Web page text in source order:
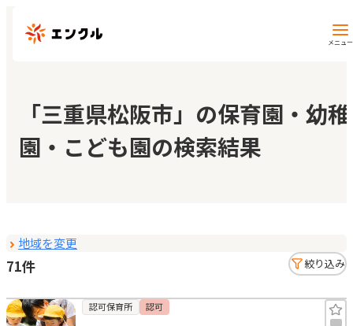
メニュー
保育園・幼稚園を探す
地図から探す
マイページ
「三重県松阪市」の保育園・幼稚
園・こども園の検索結果
地域を変更
71件 絞り込み
認可保育所 認可